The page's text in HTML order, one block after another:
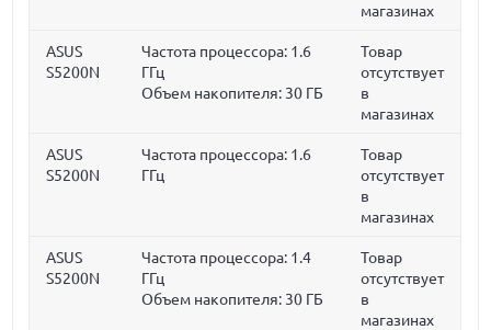
магазинах
ASUS
S5200N
Частота процессора: 1.6
ГГц
Объем накопителя: 30 ГБ
Товар
отсутствует
в
магазинах
ASUS
S5200N
Частота процессора: 1.6
ГГц
Товар
отсутствует
в
магазинах
ASUS
S5200N
Частота процессора: 1.4
ГГц
Объем накопителя: 30 ГБ
Товар
отсутствует
в
магазинах